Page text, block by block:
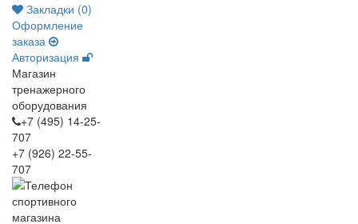
Закладки (0)
Оформление
заказа
Авторизация
Магазин
тренажерного
оборудования
+7 (495) 14-25-
707
+7 (926) 22-55-
707